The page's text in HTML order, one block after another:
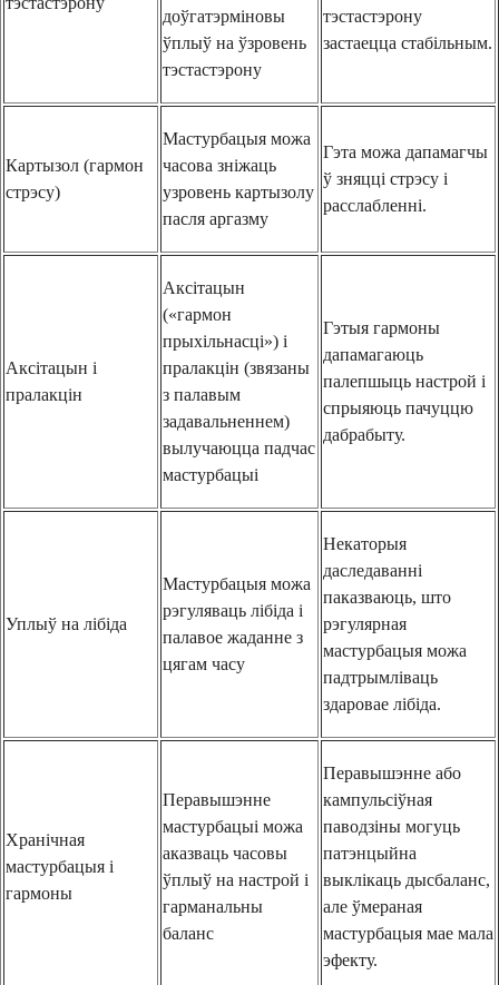
доўгатэрміновы
ўплыў на ўзровень
тэстастэрону
тэстастэрону
застаецца стабільным.
Картызол (гармон
стрэсу)
Мастурбацыя можа
часова зніжаць
узровень картызолу
пасля аргазму
Гэта можа дапамагчы
ў зняцці стрэсу і
расслабленні.
Аксітацын і
пралакцін
Аксітацын
(«гармон
прыхільнасці») і
пралакцін (звязаны
з палавым
задавальненнем)
вылучаюцца падчас
мастурбацыі
Гэтыя гармоны
дапамагаюць
палепшыць настрой і
спрыяюць пачуццю
дабрабыту.
Уплыў на лібіда
Мастурбацыя можа
рэгуляваць лібіда і
палавое жаданне з
цягам часу
Некаторыя
даследаванні
паказваюць, што
рэгулярная
мастурбацыя можа
падтрымліваць
здаровае лібіда.
Хранічная
мастурбацыя і
гармоны
Перавышэнне
мастурбацыі можа
аказваць часовы
ўплыў на настрой і
гарманальны
баланс
Перавышэнне або
кампульсіўная
паводзіны могуць
патэнцыйна
выклікаць дысбаланс,
але ўмераная
мастурбацыя мае мала
эфекту.